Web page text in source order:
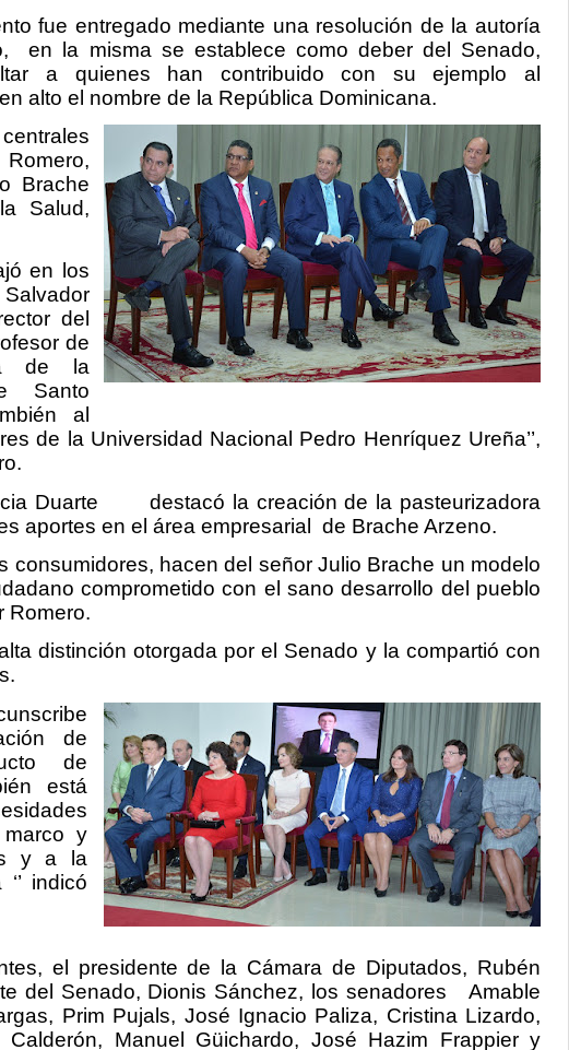
fue entregado mediante una resolución de la autoría
en la misma se establece como deber del Senado,
a quienes han contribuido con su ejemplo al
alto el nombre de la República Dominicana.
Brache
la Salud,
en los
del
de
de la
Santo
al
de la Universidad Nacional Pedro Henríquez Ureña’’,
Duartedestacó la creación de la pasteurizadora
aportes en el área empresarial de Brache Arzeno.
consumidores, hacen del señor Julio Brache un modelo
comprometido con el sano desarrollo del pueblo
Romero.
distinción otorgada por el Senado y la compartió con
de
de
está
y
y a la
indicó
el presidente de la Cámara de Diputados, Rubén
del Senado, Dionis Sánchez, los senadores
Amable
Prim Pujals, José Ignacio Paliza, Cristina Lizardo,
Calderón, Manuel Güichardo, José Hazim Frappier y